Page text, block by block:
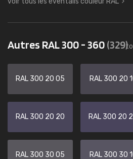
Autres RAL 300 - 360(329)
RAL 300 20 05 RAL 300 20
RAL 300 20 20 RAL 300 20
RAL 300 30 05 RAL 300 30